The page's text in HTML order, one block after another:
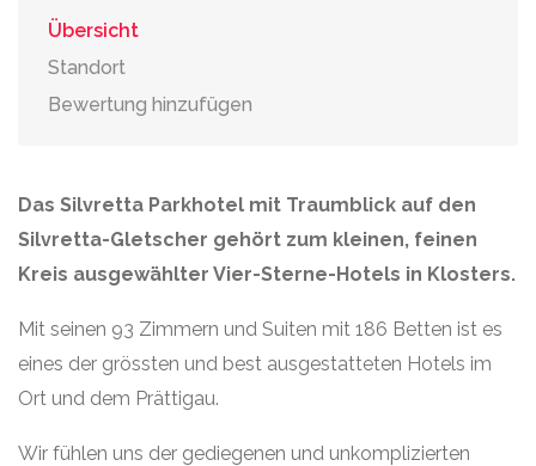
Übersicht
Standort
Bewertung hinzufügen
Das Silvretta Parkhotel mit Traumblick auf den
Silvretta-Gletscher gehört zum kleinen, feinen
Kreis ausgewählter Vier-Sterne-Hotels in Klosters.
Mit seinen 93 Zimmern und Suiten mit 186 Betten ist es
eines der grössten und best ausgestatteten Hotels im
Ort und dem Prättigau.
Wir fühlen uns der gediegenen und unkomplizierten